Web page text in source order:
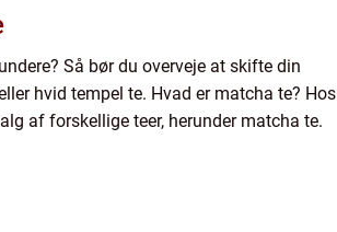
Så bør du overveje at skifte din
hvid tempel te. Hvad er matcha te? Hos
af forskellige teer, herunder matcha te.